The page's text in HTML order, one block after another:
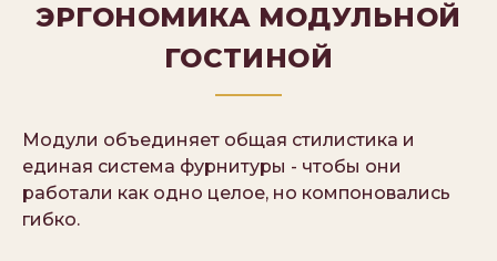
ЭРГОНОМИКА МОДУЛЬНОЙ
ГОСТИНОЙ
Модули объединяет общая стилистика и
единая система фурнитуры - чтобы они
работали как одно целое, но компоновались
гибко.